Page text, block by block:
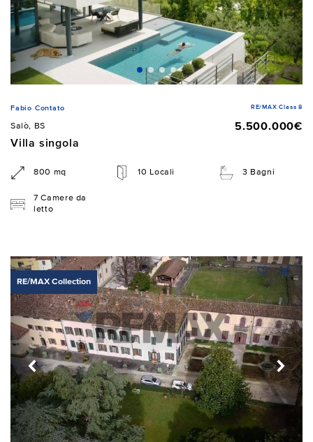
Fabio Contato RE/MAX Class 8
Salò, BS
5.500.000€
Villa singola
800 mq 10 Locali 3 Bagni
7 Camere da
letto
RE/MAX Collection